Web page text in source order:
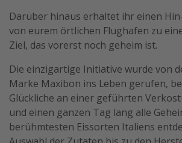
Weitere Themen
Reise Journal
Familienurlaub in der Türkei
Rundreisen in Thailand
Bahnreisen in der Schweiz
Reisepassfreie Reiseziele
Travel Know How
Darüber hinaus erhaltet ihr einen
von eurem örtlichen Flughafen zu
Ziel, das vorerst noch geheim ist.
Die einzigartige Initiative wurde von
Marke Maxibon ins Leben gerufen,
Glückliche an einer geführten
und einen ganzen Tag lang alle
berühmtesten Eissorten Italiens